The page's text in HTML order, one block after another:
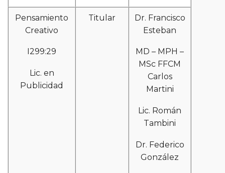
Pensamiento
Creativo
I299:29
Lic. en
Publicidad
Titular
Dr. Francisco
Esteban
MD – MPH –
MSc FFCM
Carlos
Martini
Lic. Román
Tambini
Dr. Federico
González